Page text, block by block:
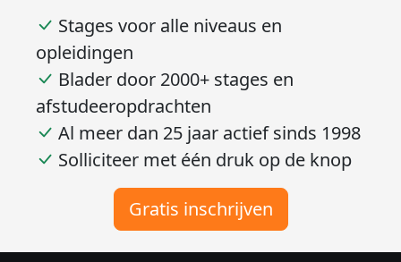
Stages voor alle niveaus en
opleidingen
Blader door 2000+ stages en
afstudeeropdrachten
Al meer dan 25 jaar actief sinds 1998
Solliciteer met één druk op de knop
Gratis inschrijven